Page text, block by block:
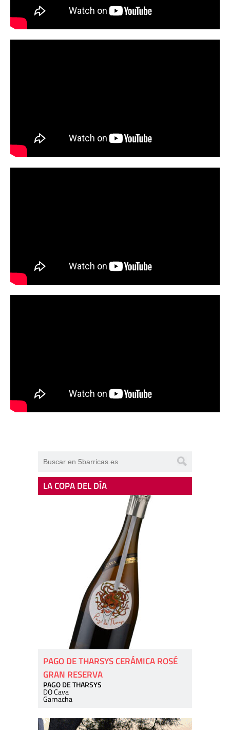
LA COPA DEL DÍA
PAGO DE THARSYS CERÁMICA ROSÉ
GRAN RESERVA
PAGO DE THARSYS
DO Cava
Garnacha